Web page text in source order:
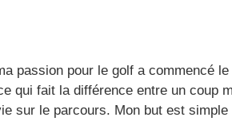
passion pour le golf a commencé
qui fait la différence entre un coup
sur le parcours. Mon but est